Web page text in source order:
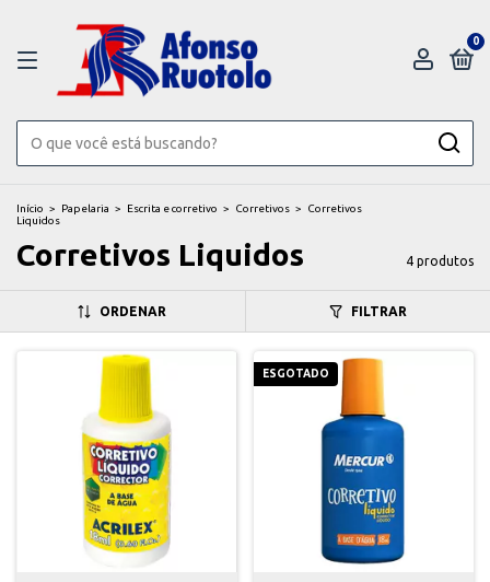
0
Início > Papelaria > Escrita e corretivo > Corretivos >
Corretivos
Liquidos
Corretivos Liquidos 4 produtos
ORDENAR FILTRAR
ESGOTADO